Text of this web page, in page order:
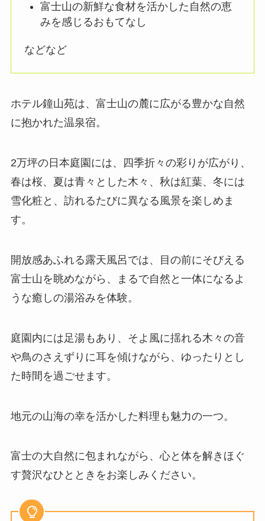
富士山の新鮮な食材を活かした自然の恵
みを感じるおもてなし
などなど
ホテル鐘山苑は、富士山の麓に広がる豊かな自然
に抱かれた温泉宿。
2万坪の日本庭園には、四季折々の彩りが広がり、
春は桜、夏は青々とした木々、秋は紅葉、冬には
雪化粧と、訪れるたびに異なる風景を楽しめま
す。
開放感あふれる露天風呂では、目の前にそびえる
富士山を眺めながら、まるで自然と一体になるよ
うな癒しの湯浴みを体験。
庭園内には足湯もあり、そよ風に揺れる木々の音
や鳥のさえずりに耳を傾けながら、ゆったりとし
た時間を過ごせます。
地元の山海の幸を活かした料理も魅力の一つ。
富士の大自然に包まれながら、心と体を解きほぐ
す贅沢なひとときをお楽しみください。